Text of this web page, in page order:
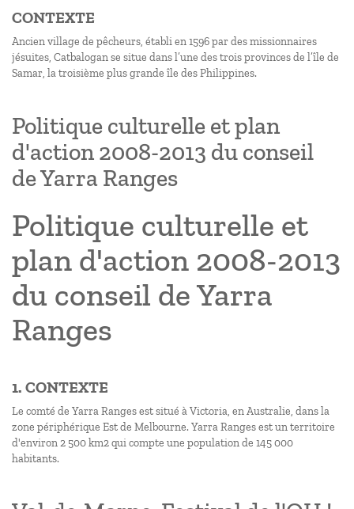
CONTEXTE
Ancien village de pêcheurs, établi en 1596 par des missionnaires
jésuites, Catbalogan se situe dans l’une des trois provinces de l’île de
Samar, la troisième plus grande île des Philippines.
Politique culturelle et plan
d'action 2008-2013 du conseil
de Yarra Ranges
Politique culturelle et
plan d'action 2008-2013
du conseil de Yarra
Ranges
1. CONTEXTE
Le comté de Yarra Ranges est situé à Victoria, en Australie, dans la
zone périphérique Est de Melbourne. Yarra Ranges est un territoire
d'environ 2 500 km2 qui compte une population de 145 000
habitants.